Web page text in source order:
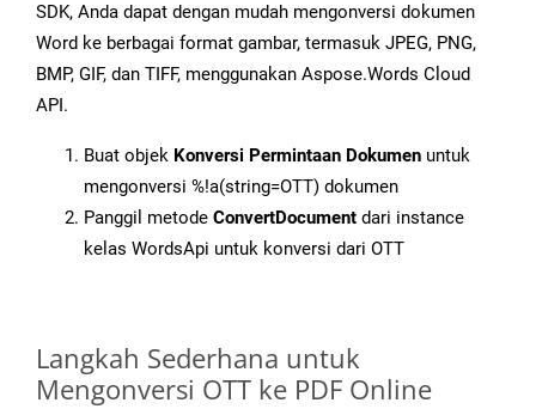
SDK, Anda dapat dengan mudah mengonversi dokumen
Word ke berbagai format gambar, termasuk JPEG, PNG,
BMP, GIF, dan TIFF, menggunakan Aspose.Words Cloud
API.
Buat objek Konversi Permintaan Dokumen untuk
mengonversi %!a(string=OTT) dokumen
Panggil metode ConvertDocument dari instance
kelas WordsApi untuk konversi dari OTT
Langkah Sederhana untuk
Mengonversi OTT ke PDF Online